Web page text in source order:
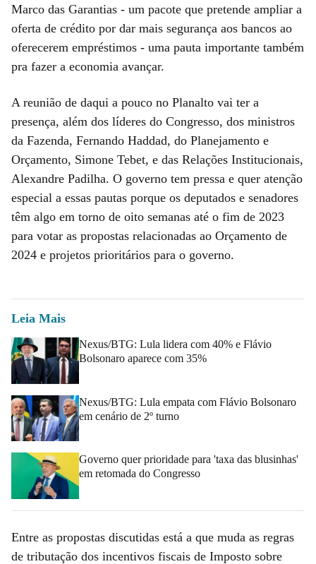
Marco das Garantias - um pacote que pretende ampliar a
oferta de crédito por dar mais segurança aos bancos ao
oferecerem empréstimos - uma pauta importante também
pra fazer a economia avançar.
A reunião de daqui a pouco no Planalto vai ter a
presença, além dos líderes do Congresso, dos ministros
da Fazenda, Fernando Haddad, do Planejamento e
Orçamento, Simone Tebet, e das Relações Institucionais,
Alexandre Padilha. O governo tem pressa e quer atenção
especial a essas pautas porque os deputados e senadores
têm algo em torno de oito semanas até o fim de 2023
para votar as propostas relacionadas ao Orçamento de
2024 e projetos prioritários para o governo.
Leia Mais
Nexus/BTG: Lula lidera com 40% e Flávio
Bolsonaro aparece com 35%
Nexus/BTG: Lula empata com Flávio Bolsonaro
em cenário de 2º turno
Governo quer prioridade para 'taxa das blusinhas'
em retomada do Congresso
Entre as propostas discutidas está a que muda as regras
de tributação dos incentivos fiscais de Imposto sobre